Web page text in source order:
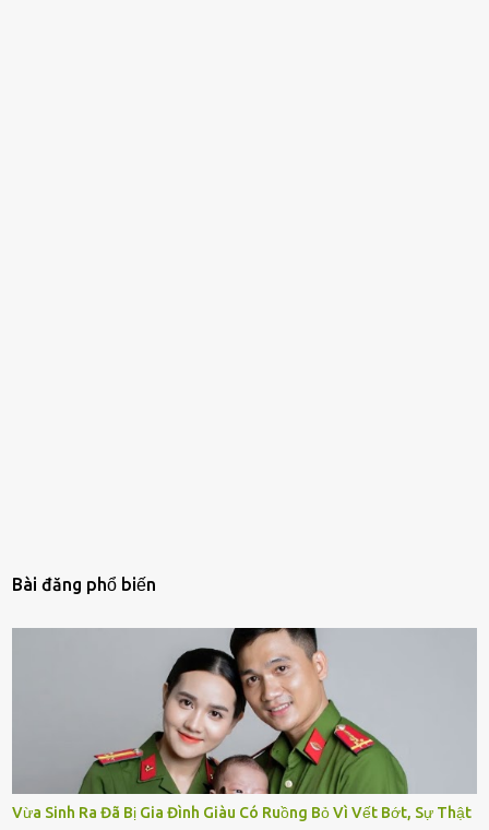
Bài đăng phổ biến
Vừa Sinh Ra Đã Bị Gia Đình Giàu Có Ruồng Bỏ Vì Vết Bớt, Sự Thật